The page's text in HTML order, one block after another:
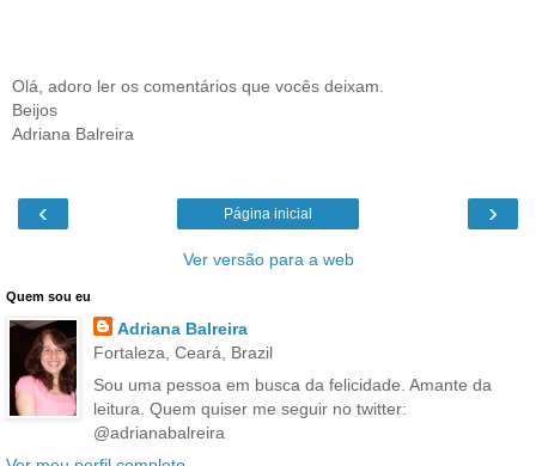
Olá, adoro ler os comentários que vocês deixam.
Beijos
Adriana Balreira
‹ ›
Página inicial
Ver versão para a web
Quem sou eu
Adriana Balreira
Fortaleza, Ceará, Brazil
Sou uma pessoa em busca da felicidade. Amante da
leitura. Quem quiser me seguir no twitter:
@adrianabalreira